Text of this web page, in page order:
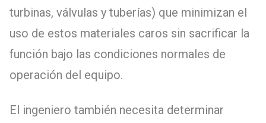
turbinas, válvulas y tuberías) que minimizan el
uso de estos materiales caros sin sacrificar la
función bajo las condiciones normales de
operación del equipo.
El ingeniero también necesita determinar